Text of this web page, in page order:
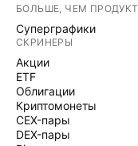
БОЛЬШЕ, ЧЕМ ПРОДУКТ
Суперграфики
СКРИНЕРЫ
Акции
ETF
Облигации
Криптомонеты
CEX-пары
DEX-пары